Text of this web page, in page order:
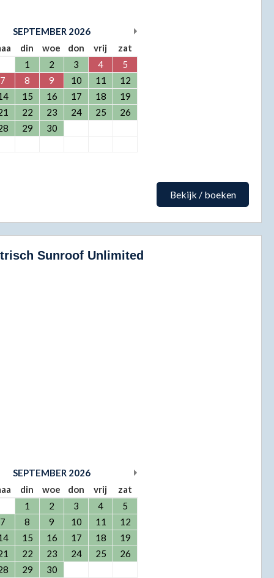
Bekijk / boeken
SEPTEMBER 2026
din woe don vrij
zat
1
2 3 4
5
7 8 9 10 11
12
15 16 17 18
19
22 23 24 25
26
29 30
Sunroof Unlimited
SEPTEMBER 2026
din woe don vrij
zat
1
2 3 4
5
7 8 9 10 11
12
15 16 17 18
19
22 23 24 25
26
29 30